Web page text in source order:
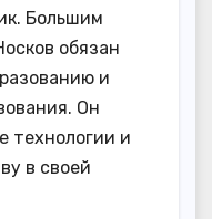
Большим
обязан
и
Он
технологии и
в своей